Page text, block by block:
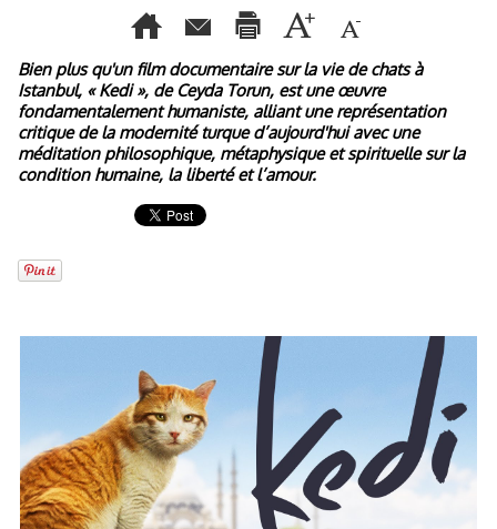
Bien plus qu'un film documentaire sur la vie de chats à
Istanbul, « Kedi », de Ceyda Torun, est une œuvre
fondamentalement humaniste, alliant une représentation
critique de la modernité turque d’aujourd'hui avec une
méditation philosophique, métaphysique et spirituelle sur la
condition humaine, la liberté et l’amour.